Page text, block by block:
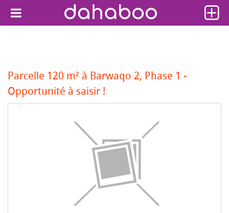
Parcelle 120 m² à Barwaqo 2, Phase 1 -
Opportunité à saisir !